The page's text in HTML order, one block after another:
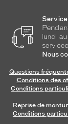
lundi
Nous
Questions
Conditions des
Conditions
Reprise de
Conditions